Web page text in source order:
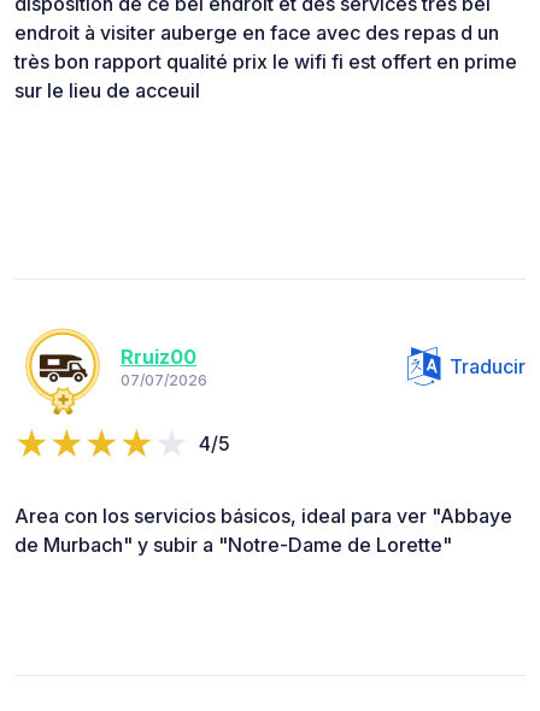
endroit à visiter auberge en face avec des repas d un
très bon rapport qualité prix le wifi fi est offert en prime
sur le lieu de acceuil
Rruiz00
07/07/2026
Traducir
4/5
Area con los servicios básicos, ideal para ver "Abbaye
de Murbach" y subir a "Notre-Dame de Lorette"